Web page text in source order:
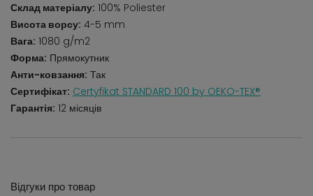
Склад матеріалу: 100% Poliester
Висота ворсу: 4-5 mm
Вага: 1080 g/m2
Форма: Прямокутник
Анти-ковзання: Так
Сертифікат: Certyfikat STANDARD 100 by OEKO-TEX®
Гарантія: 12 місяців
Відгуки про товар